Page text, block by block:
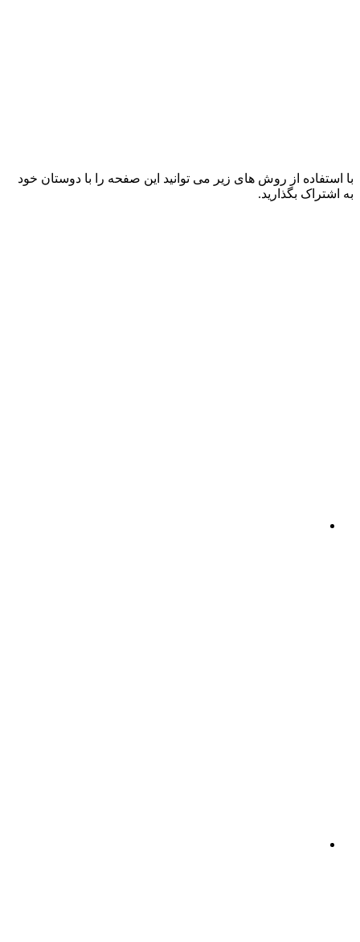
با استفاده از روش های زیر می توانید این صفحه را با دوستان خود
به اشتراک بگذارید.